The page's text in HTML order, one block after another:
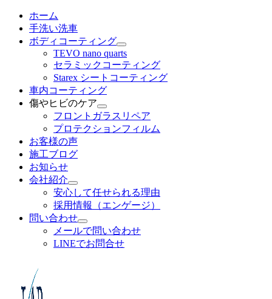
ホーム
手洗い洗車
ボディコーティング
TEVO nano quarts
セラミックコーティング
Starex シートコーティング
車内コーティング
傷やヒビのケア
フロントガラスリペア
プロテクションフィルム
お客様の声
施工ブログ
お知らせ
会社紹介
安心して任せられる理由
採用情報（エンゲージ）
問い合わせ
メールで問い合わせ
LINEでお問合せ